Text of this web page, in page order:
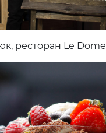
ресторан Le Dome